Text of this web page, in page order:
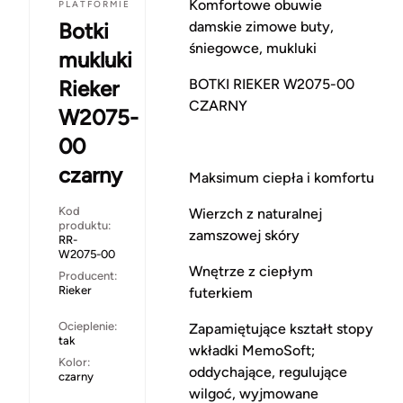
PLATFORMIE
Botki
mukluki
Rieker
W2075-
00
czarny
Kod
produktu:
RR-
W2075-00
Producent:
Rieker
Ocieplenie:
tak
Kolor:
czarny
Komfortowe obuwie
damskie zimowe buty,
śniegowce, mukluki
BOTKI RIEKER W2075-00
CZARNY
Maksimum ciepła i komfortu
Wierzch z naturalnej
zamszowej skóry
Wnętrze z ciepłym
futerkiem
Zapamiętujące kształt stopy
wkładki MemoSoft;
oddychające, regulujące
wilgoć, wyjmowane